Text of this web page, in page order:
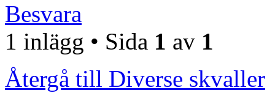
Besvara
1 inlägg • Sida 1 av 1
Återgå till Diverse skvaller